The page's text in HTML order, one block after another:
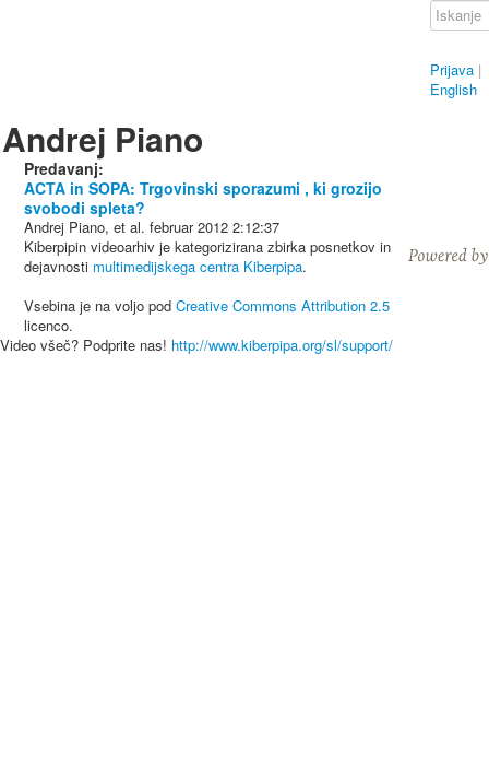
Prijava |
English
Andrej Piano
Predavanj:
ACTA in SOPA: Trgovinski sporazumi , ki grozijo
svobodi spleta?
Andrej Piano, et al. februar 2012 2:12:37
Kiberpipin videoarhiv je kategorizirana zbirka posnetkov in
dejavnosti multimedijskega centra Kiberpipa.
Vsebina je na voljo pod Creative Commons Attribution 2.5
licenco.
Video všeč? Podprite nas! http://www.kiberpipa.org/sl/support/